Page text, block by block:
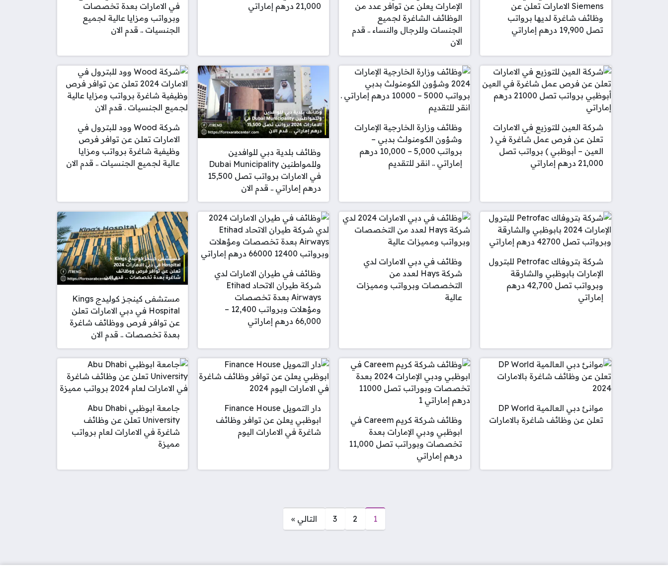
Siemens الامارات تعلن عن
وظائف شاغرة لديها برواتب
تصل 19,900 درهم إماراتي
الإمارات يعلن عن توافر عدد من
الوظائف الشاغرة لجميع
الجنسات وللرجال والنساء .. قدم
الان
21,000 درهم إماراتي
في الامارات بعدة تخصصات
وبرواتب ومزايا عالية لجميع
الجنسيات .. قدم الان
شركة العين للتوزيع في الامارات
تعلن عن فرص عمل شاغرة في (
العين – أبوظبي ) برواتب تصل
21,000 درهم إماراتي
وظائف وزارة الخارجية الإمارات
وشؤون الكومنولث بدبي –
برواتب 5,000 – 10,000 درهم
إماراتي .. انقر للتقديم
وظائف بلدية دبي للوافدين
وللمواطنين Dubai Municipality
في الامارات برواتب تصل 15,500
درهم إماراتي .. قدم الان
شركة Wood وود للبترول في
الامارات تعلن عن توافر فرص
وظيفية شاغرة برواتب ومزايا
عالية لجميع الجنسيات .. قدم الان
شركة بتروفاك Petrofac للبترول
الإمارات بابوظبي والشارقة
وبرواتب تصل 42,700 درهم
إماراتي
وظائف في دبي الامارات لدي
شركة Hays لعدد من
التخصصات وبرواتب ومميزات
عالية
وظائف في طيران الامارات لدي
شركة طيران الاتحاد Etihad
Airways بعدة تخصصات
ومؤهلات وبرواتب 12,400 –
66,000 درهم إماراتي
مستشفى كينجز كوليدج Kings
Hospital في دبي الامارات تعلن
عن توافر فرص ووظائف شاغرة
بعدة تخصصات .. قدم الان
موانئ دبي العالمية DP World
تعلن عن وظائف شاغرة بالامارات
وظائف شركة كريم Careem في
ابوظبي ودبي الإمارات بعدة
تخصصات وبوراتب تصل 11,000
درهم إماراتي
دار التمويل Finance House
ابوظبي يعلن عن توافر وظائف
شاغرة في الامارات اليوم
جامعة ابوظبي Abu Dhabi
University تعلن عن وظائف
شاغرة في الامارات لعام برواتب
مميزة
1
2
3 التالي »